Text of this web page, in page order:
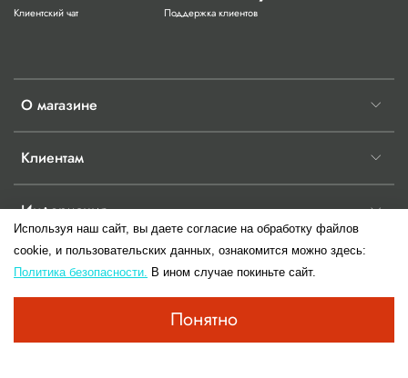
О магазине
Клиентам
Информация
Клиентский чат Поддержка клиентов
© 2017-2026 Любое использование контента без письменного разрешения
запрещено.Информация сайта не является публичной офертой до момента
Используя наш сайт, вы даете согласие на обработку файлов
cookie, и пользовательских данных, ознакомится можно здесь:
Политика безопасности. В ином случае покиньте сайт.
Понятно